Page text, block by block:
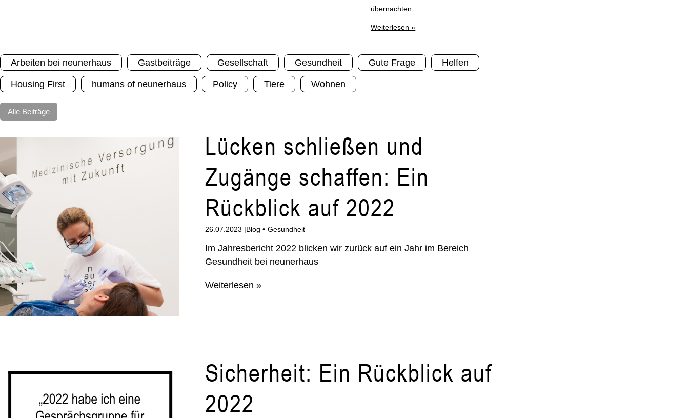
übernachten.
Weiterlesen »
Arbeiten bei neunerhaus Gastbeiträge Gesellschaft Gesundheit Gute Frage Helfen
Housing First humans of neunerhaus Policy Tiere Wohnen
Alle Beiträge
Lücken schließen und
Zugänge schaffen: Ein
Rückblick auf 2022
26.07.2023 Blog Gesundheit
Im Jahresbericht 2022 blicken wir zurück auf ein Jahr im Bereich
Gesundheit bei neunerhaus
Weiterlesen »
Sicherheit: Ein Rückblick auf
2022